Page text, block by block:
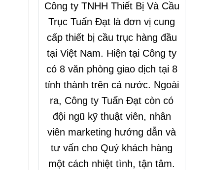
Công ty TNHH Thiết Bị Và Cầu
Trục Tuấn Đạt là đơn vị cung
cấp thiết bị cầu trục hàng đầu
tại Việt Nam. Hiện tại Công ty
có 8 văn phòng giao dịch tại 8
tỉnh thành trên cả nước. Ngoài
ra, Công ty Tuấn Đạt còn có
đội ngũ kỹ thuật viên, nhân
viên marketing hướng dẫn và
tư vấn cho Quý khách hàng
một cách nhiệt tình, tận tâm.